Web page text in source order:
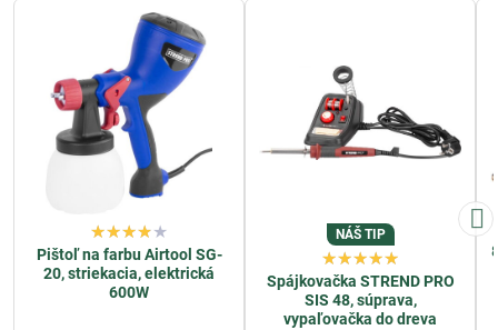
Pištoľ na farbu Airtool SG-
20, striekacia, elektrická
600W
NÁŠ TIP
Spájkovačka STREND PRO
SIS 48, súprava,
vypaľovačka do dreva